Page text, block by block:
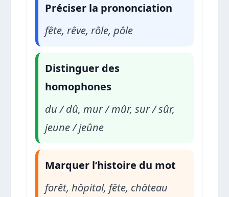
Préciser la prononciation
fête, rêve, rôle, pôle
Distinguer des
homophones
du / dû, mur / mûr, sur / sûr,
jeune / jeûne
Marquer l’histoire du mot
forêt, hôpital, fête, château